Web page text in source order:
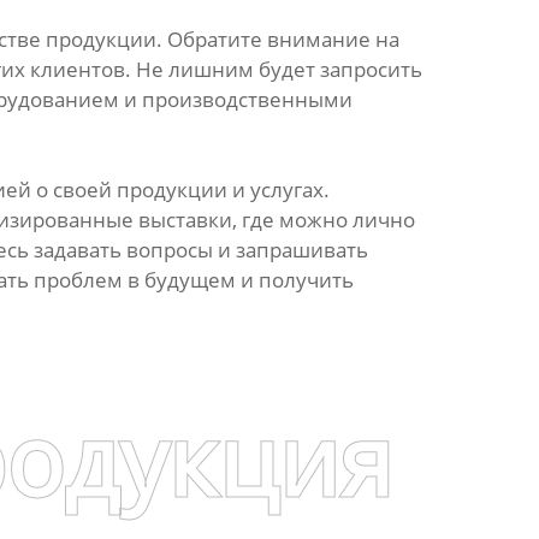
продукции. Обратите внимание на
клиентов. Не лишним будет запросить
и производственными
о своей продукции и услугах.
выставки, где можно лично
задавать вопросы и запрашивать
проблем в будущем и получить